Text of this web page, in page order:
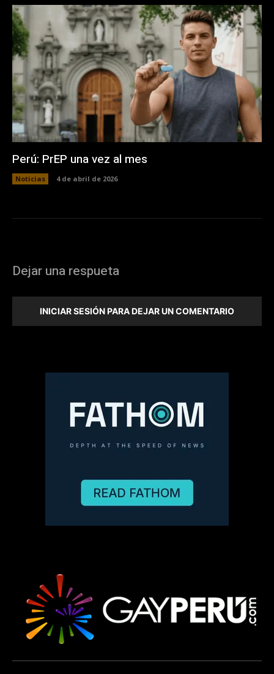
Perú: PrEP una vez al mes
Noticias 4 de abril de 2026
Dejar una respueta
INICIAR SESIÓN PARA DEJAR UN COMENTARIO